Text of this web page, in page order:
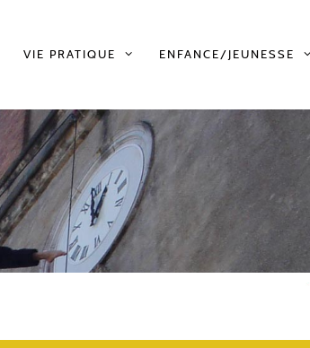
VIE PRATIQUE ENFANCE/JEUNESSE